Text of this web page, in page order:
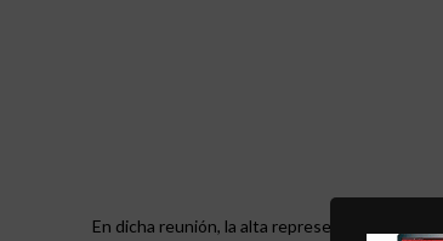
En dicha reunión, la alta representante de la